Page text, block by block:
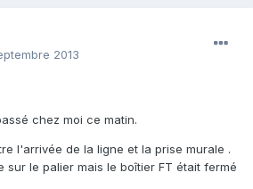
2013
chez moi ce matin.
l'arrivée de la ligne et la prise murale .
sur le palier mais le boîtier FT était fermé